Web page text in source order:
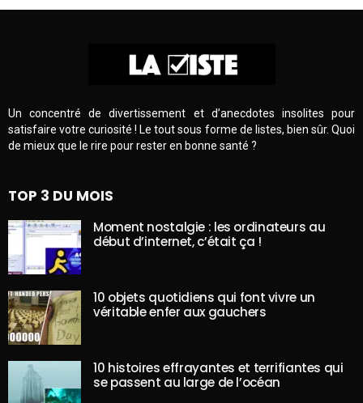
Un concentré de divertissement et d’anecdotes insolites pour
satisfaire votre curiosité ! Le tout sous forme de listes, bien sûr. Quoi
de mieux que le rire pour rester en bonne santé ?
TOP 3 DU MOIS
Moment nostalgie : les ordinateurs au
début d’internet, c’était ça !
10 objets quotidiens qui font vivre un
véritable enfer aux gauchers
10 histoires effrayantes et terrifiantes qui
se passent au large de l’océan